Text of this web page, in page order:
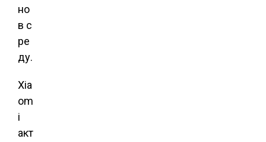
но
в с
ре
ду.
Xia
om
i
акт